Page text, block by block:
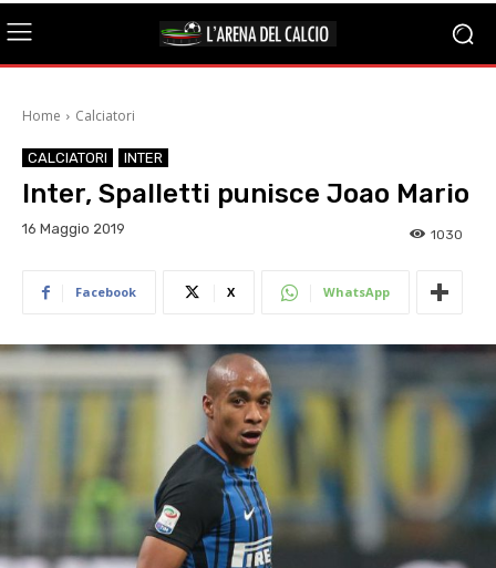
Home Calciatori
CALCIATORI INTER
Inter, Spalletti punisce Joao Mario
16 Maggio 2019 1030
Facebook X WhatsApp